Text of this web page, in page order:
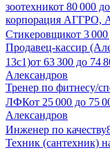
зоотехникот 80 000 до
корпорация АГГРО,
Стикеровщикот 3 000
Продавец-кассир
13с1)от 63 300 до 74
Александров
Тренер по фитнесу/
ЛФКот 25 000 до 75
Александров
Инженер по качеству
Техник (сантехник)